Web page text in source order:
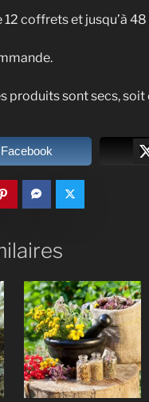
12 coffrets et jusqu’à
produits sont secs, soit